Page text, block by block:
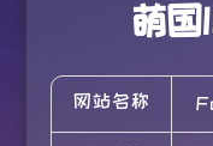
萌
网站名称